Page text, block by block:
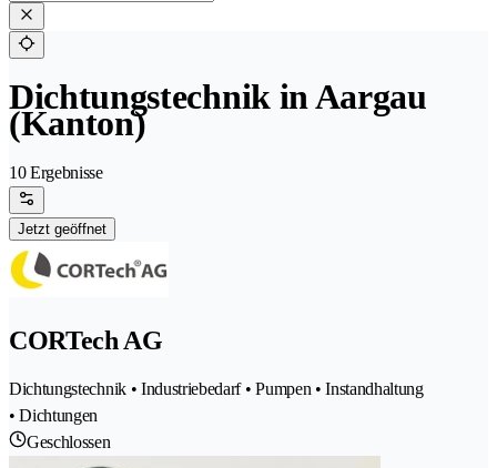
Dichtungstechnik in Aargau
(Kanton)
10 Ergebnisse
Jetzt geöffnet
CORTech AG
Dichtungstechnik • Industriebedarf • Pumpen • Instandhaltung
• Dichtungen
Geschlossen